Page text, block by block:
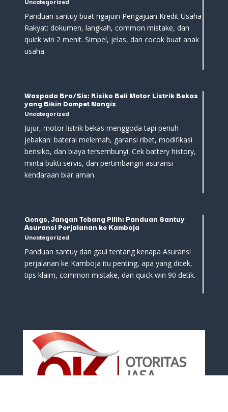
Panduan santuy buat ngajuin Pengajuan Kredit Usaha
Rakyat: dokumen, langkah, common mistake, dan
quick win 2 menit. Simpel, jelas, dan cocok buat anak
usaha.
Waspada Bro/Sis: Risiko Beli Motor Listrik Bekas
yang Bikin Dompet Nangis
Uncategorized
Jujur, motor listrik bekas menggoda tapi penuh
jebakan: baterai melemah, garansi ribet, modifikasi
berisiko, dan biaya tersembunyi. Cek battery history,
minta bukti servis, dan pertimbangin asuransi
kendaraan biar aman.
Gengs, Jangan Tebang Pilih: Panduan Santuy
Asuransi Perjalanan ke Kamboja
Uncategorized
Panduan santuy dan gaul tentang kenapa Asuransi
perjalanan ke Kamboja itu penting, apa yang dicek,
tips klaim, common mistake, dan quick win 90 detik.